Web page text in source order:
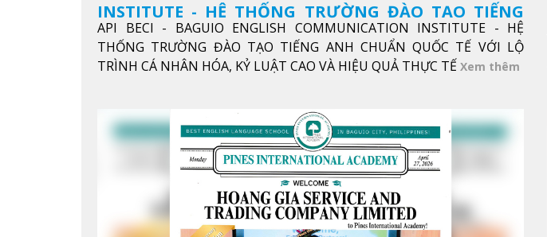
INSTITUTE - HỆ THỐNG TRƯỜNG ĐÀO TẠO TIẾNG
ANH CHUẨN QUỐC TẾ
API BECI - BAGUIO ENGLISH COMMUNICATION INSTITUTE - HỆ
THỐNG TRƯỜNG ĐÀO TẠO TIẾNG ANH CHUẨN QUỐC TẾ VỚI LỘ
TRÌNH CÁ NHÂN HÓA, KỶ LUẬT CAO VÀ HIỆU QUẢ THỰC TẾ Xem thêm